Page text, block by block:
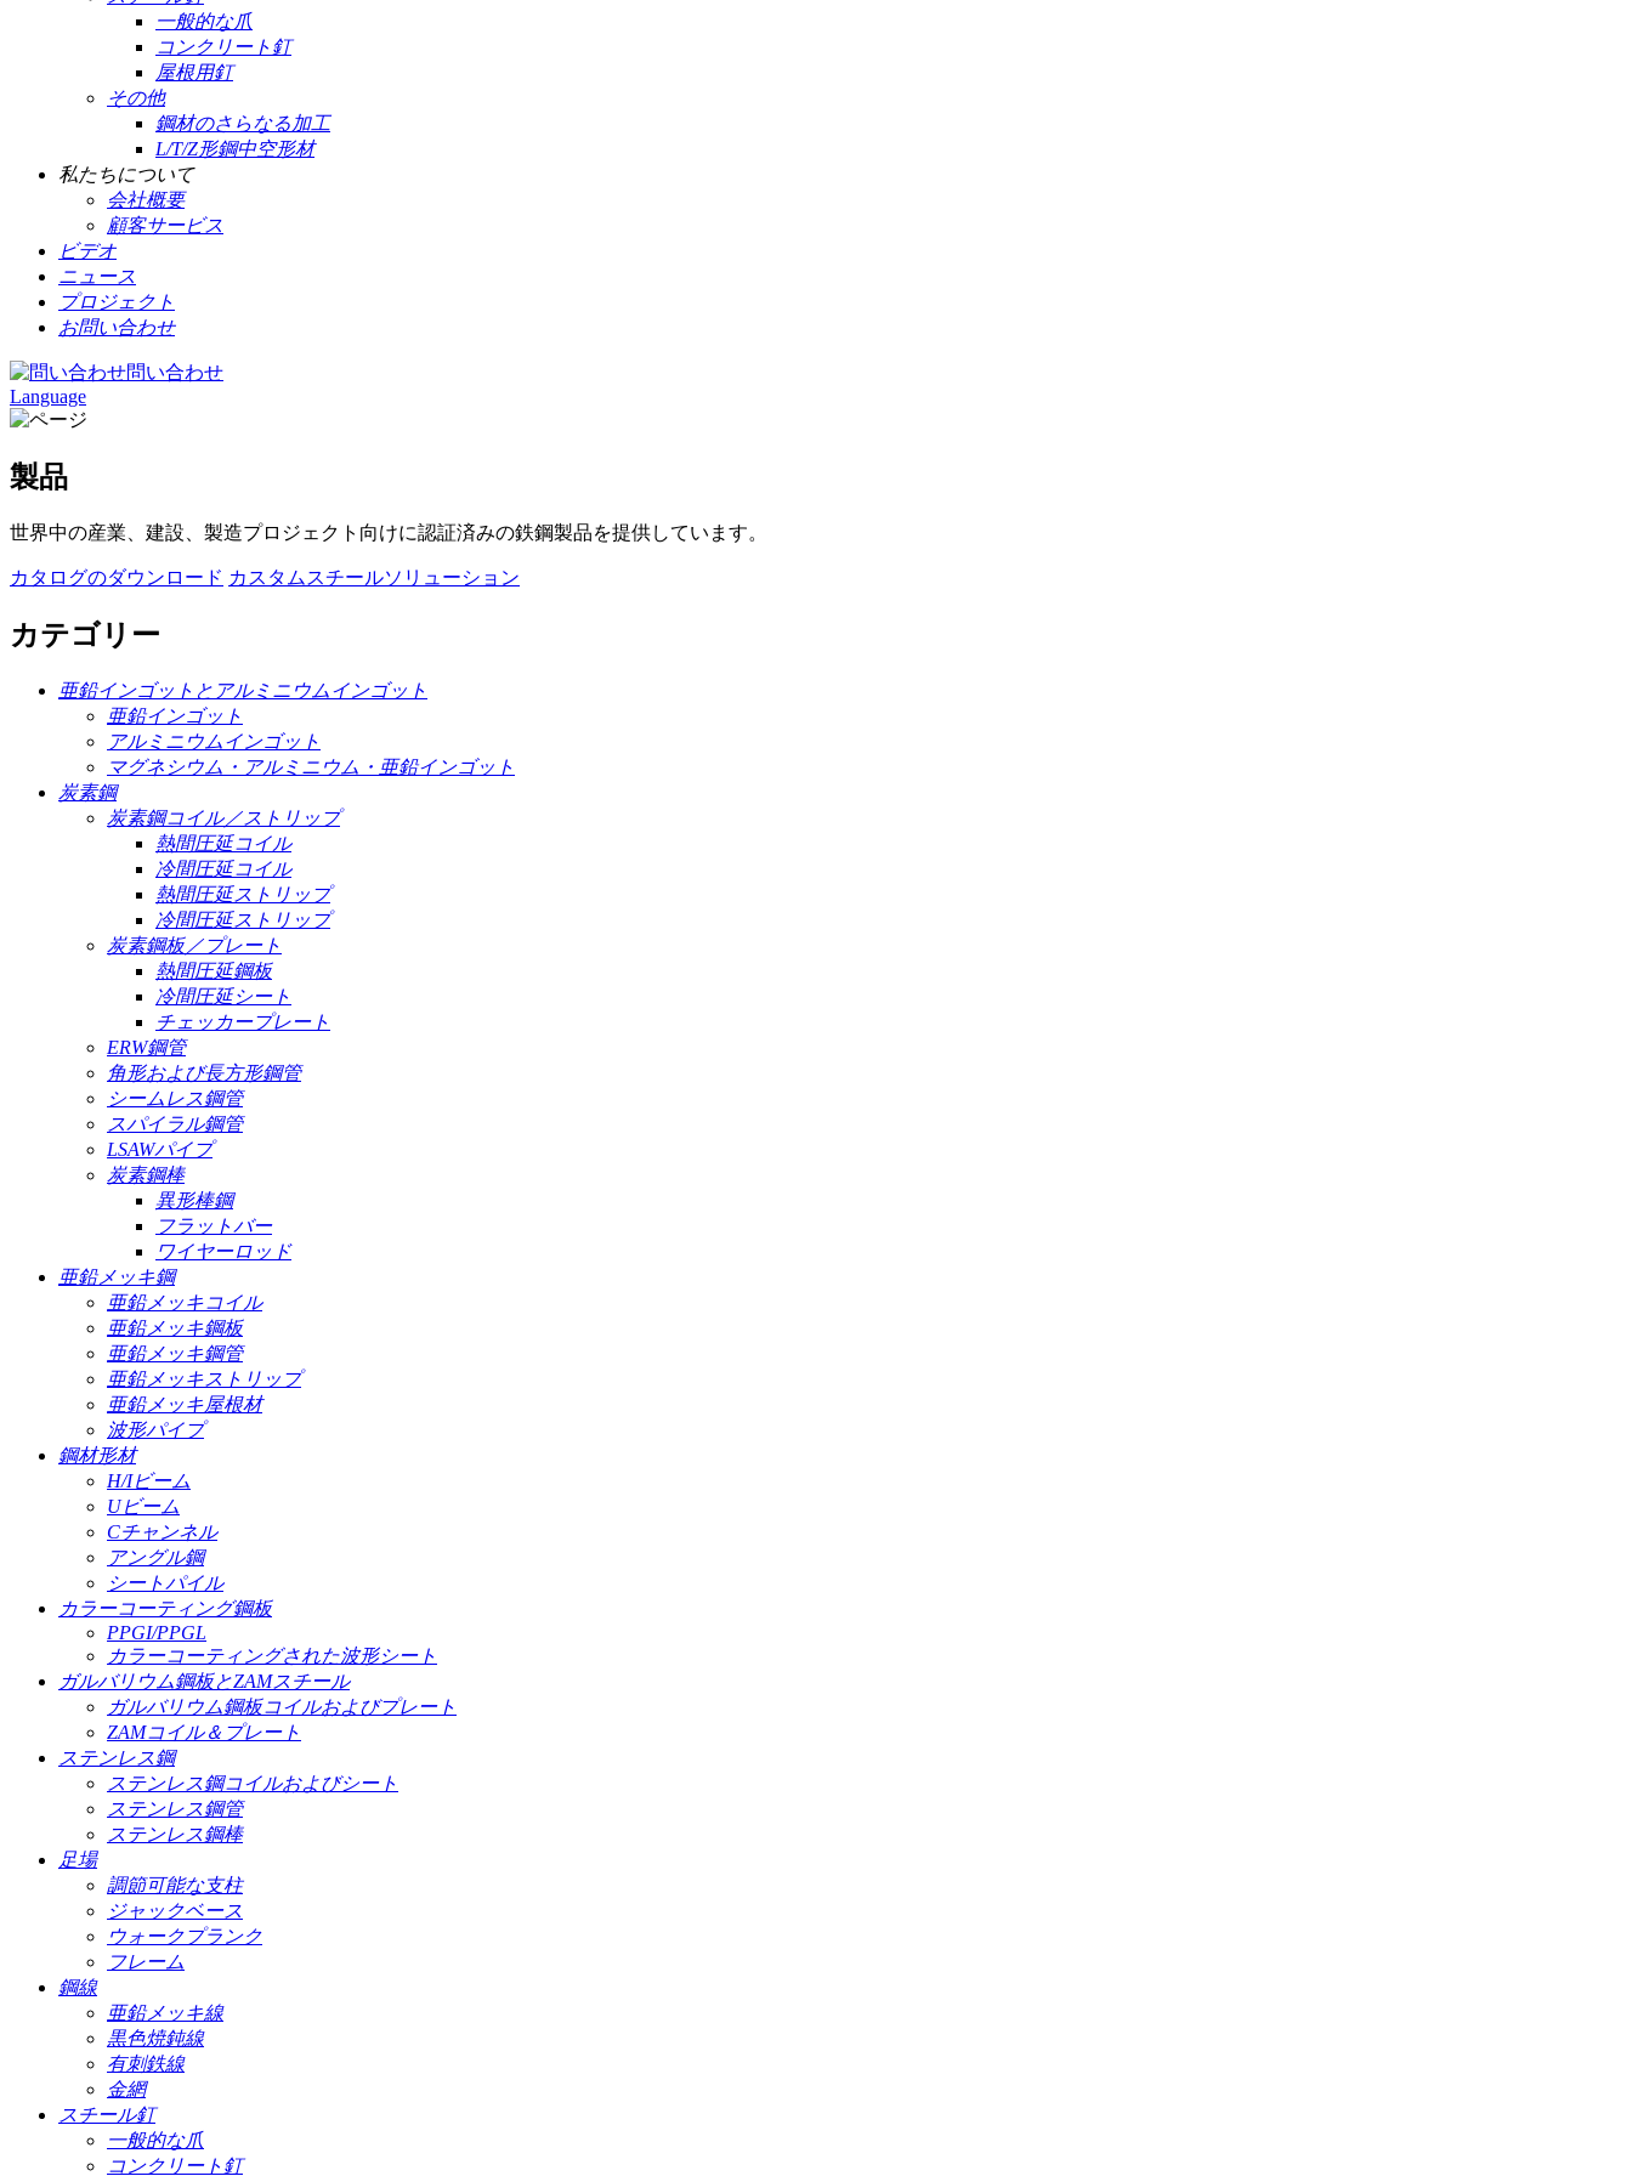
一般的な爪
コンクリート釘
屋根用釘
その他
鋼材のさらなる加工
L/T/Z形鋼中空形材
私たちについて
会社概要
顧客サービス
ビデオ
ニュース
プロジェクト
お問い合わせ
問い合わせ
Language
製品
世界中の産業、建設、製造プロジェクト向けに認証済みの鉄鋼製品を提供しています。
カタログのダウンロード カスタムスチールソリューション
カテゴリー
亜鉛インゴットとアルミニウムインゴット
亜鉛インゴット
アルミニウムインゴット
マグネシウム・アルミニウム・亜鉛インゴット
炭素鋼
炭素鋼コイル／ストリップ
熱間圧延コイル
冷間圧延コイル
熱間圧延ストリップ
冷間圧延ストリップ
炭素鋼板／プレート
熱間圧延鋼板
冷間圧延シート
チェッカープレート
ERW鋼管
角形および長方形鋼管
シームレス鋼管
スパイラル鋼管
LSAWパイプ
炭素鋼棒
異形棒鋼
フラットバー
ワイヤーロッド
亜鉛メッキ鋼
亜鉛メッキコイル
亜鉛メッキ鋼板
亜鉛メッキ鋼管
亜鉛メッキストリップ
亜鉛メッキ屋根材
波形パイプ
鋼材形材
H/Iビーム
Uビーム
Cチャンネル
アングル鋼
シートパイル
カラーコーティング鋼板
PPGI/PPGL
カラーコーティングされた波形シート
ガルバリウム鋼板とZAMスチール
ガルバリウム鋼板コイルおよびプレート
ZAMコイル＆プレート
ステンレス鋼
ステンレス鋼コイルおよびシート
ステンレス鋼管
ステンレス鋼棒
足場
調節可能な支柱
ジャックベース
ウォークプランク
フレーム
鋼線
亜鉛メッキ線
黒色焼鈍線
有刺鉄線
金網
スチール釘
一般的な爪
コンクリート釘